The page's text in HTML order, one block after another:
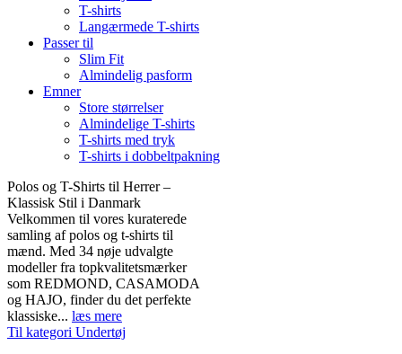
T-shirts
Langærmede T-shirts
Passer til
Slim Fit
Almindelig pasform
Emner
Store størrelser
Almindelige T-shirts
T-shirts med tryk
T-shirts i dobbeltpakning
Polos og T-Shirts til Herrer –
Klassisk Stil i Danmark
Velkommen til vores kuraterede
samling af polos og t-shirts til
mænd. Med 34 nøje udvalgte
modeller fra topkvalitetsmærker
som REDMOND, CASAMODA
og HAJO, finder du det perfekte
klassiske... læs mere
Til kategori Undertøj